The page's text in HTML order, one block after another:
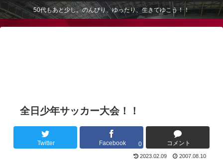
50代もあと少し。のんびり、ゆったり、生きてゆこう！！
全日少年サッカー大会！！
Twitter Facebook 0 コメント
2023.02.09 2007.08.10